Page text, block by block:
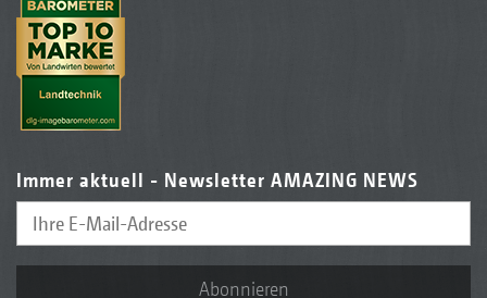
Immer aktuell - Newsletter AMAZING NEWS
Abonnieren